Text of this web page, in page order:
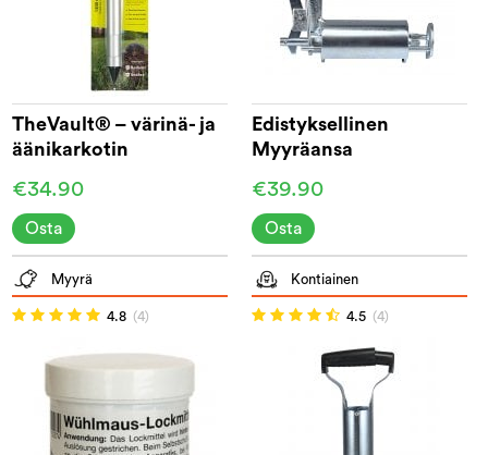
TheVault® – värinä- ja
äänikarkotin
€34.90
Osta
Edistyksellinen
Myyräansa
€39.90
Osta
Myyrä
4.8 (4)
Kontiainen
4.5 (4)